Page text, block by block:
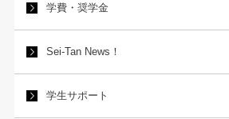
学費・奨学金
Sei-Tan News！
学生サポート